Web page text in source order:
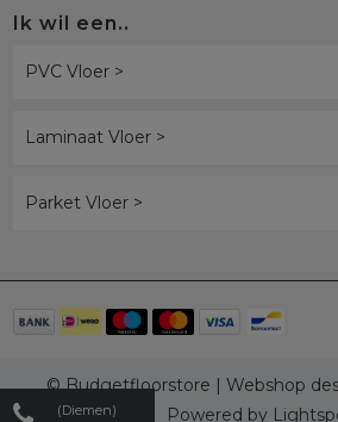
(Diemen)
Ik wil een..
PVC Vloer >
Laminaat Vloer >
Parket Vloer >
© Budgetfloorstore | Webshop
Powered by